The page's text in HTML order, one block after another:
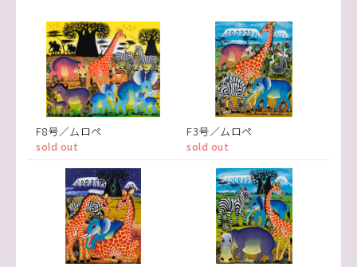
F8号／ムロペ
sold out
F3号／ムロペ
sold out